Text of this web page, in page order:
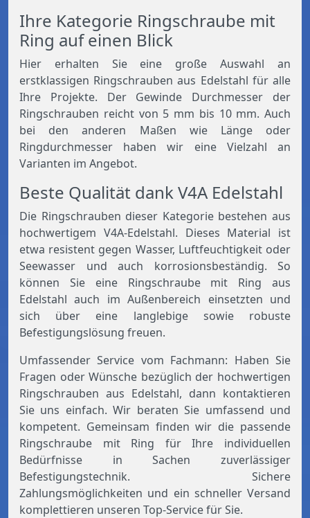
Ihre Kategorie Ringschraube mit
Ring auf einen Blick
Hier erhalten Sie eine große Auswahl an
erstklassigen Ringschrauben aus Edelstahl für alle
Ihre Projekte. Der Gewinde Durchmesser der
Ringschrauben reicht von 5 mm bis 10 mm. Auch
bei den anderen Maßen wie Länge oder
Ringdurchmesser haben wir eine Vielzahl an
Varianten im Angebot.
Beste Qualität dank V4A Edelstahl
Die Ringschrauben dieser Kategorie bestehen aus
hochwertigem V4A-Edelstahl. Dieses Material ist
etwa resistent gegen Wasser, Luftfeuchtigkeit oder
Seewasser und auch korrosionsbeständig. So
können Sie eine Ringschraube mit Ring aus
Edelstahl auch im Außenbereich einsetzten und
sich über eine langlebige sowie robuste
Befestigungslösung freuen.
Umfassender Service vom Fachmann: Haben Sie
Fragen oder Wünsche bezüglich der hochwertigen
Ringschrauben aus Edelstahl, dann kontaktieren
Sie uns einfach. Wir beraten Sie umfassend und
kompetent. Gemeinsam finden wir die passende
Ringschraube mit Ring für Ihre individuellen
Bedürfnisse in Sachen zuverlässiger
Befestigungstechnik. Sichere
Zahlungsmöglichkeiten und ein schneller Versand
komplettieren unseren Top-Service für Sie.